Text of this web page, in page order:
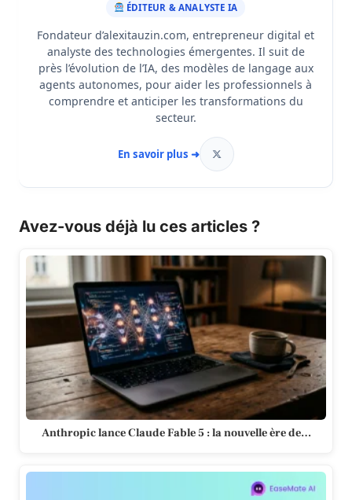
ÉDITEUR & ANALYSTE IA
Fondateur d’alexitauzin.com, entrepreneur digital et
analyste des technologies émergentes. Il suit de
près l’évolution de l’IA, des modèles de langage aux
agents autonomes, pour aider les professionnels à
comprendre et anticiper les transformations du
secteur.
En savoir plus ➜
Avez-vous déjà lu ces articles ?
Anthropic lance Claude Fable 5 : la nouvelle ère de…